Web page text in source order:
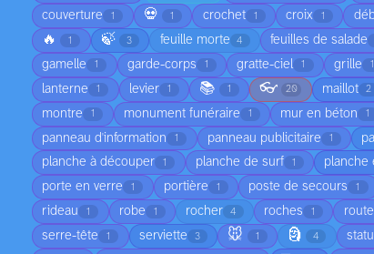
couverture 1 💀 1 crochet 1 croix 1
🔥 1 🍃 3 feuille morte 4 feuilles de salade
gamelle 1 garde-corps 1 gratte-ciel 1 grille 1
lanterne 1 levier 1 📚 1 👓 20 maillot 2
montre 1 monument funéraire 1 mur en béton 1
panneau d'information 1 panneau publicitaire 1
planche à découper 1 planche de surf 1 planche
porte en verre 1 portière 1 poste de secours 1
rideau 1 robe 1 rocher 4 roches 1 route
serre-tête 1 serviette 3 🐭 1 🗿 4